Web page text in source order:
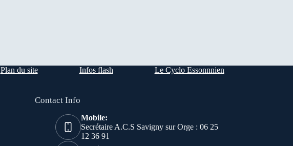
Plan du site Infos flash Le Cyclo Essonnnien
Contact Info
Mobile:
Secrétaire A.C.S Savigny sur Orge : 06 25
12 36 91